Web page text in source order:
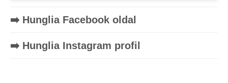
➡️ Hunglia Facebook oldal
➡️ Hunglia Instagram profil